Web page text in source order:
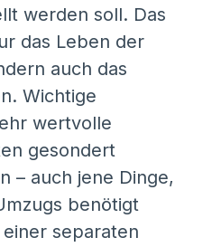
werden soll. Das
das Leben der
auch das
Wichtige
wertvolle
gesondert
– auch jene Dinge,
benötigt
separaten